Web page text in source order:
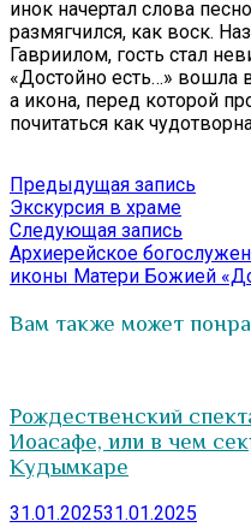
инок начертал слова
размягчился, как воск.
Гавриилом, гость стал
«Достойно есть…» вошла
а икона, перед которой
почитаться как
Навигация
по
записям
Предыдущая запись
Экскурсия в храме
Следующая запись
запись:
Архиерейское
иконы Матери Божией
Вам также может
Рождественский
Иоасафе, или в чем
Кудымкаре
31.01.202531.01.2025